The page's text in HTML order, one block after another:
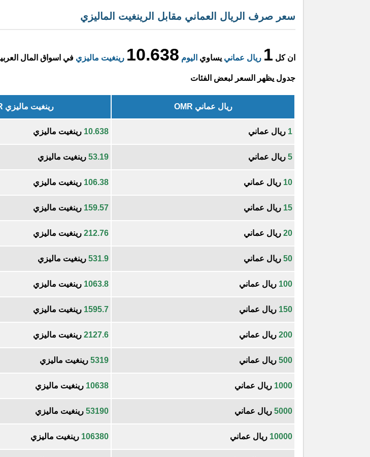
سعر صرف الريال العماني مقابل الرينغيت الماليزي
ان كل 1 ريال عماني يساوي اليوم 10.638 رينغيت ماليزي في اسواق المال
جدول يظهر السعر لبعض الفئات
ريال عماني OMR رينغيت ماليزي MYR
1 ريال عماني 10.638 رينغيت ماليزي
5 ريال عماني 53.19 رينغيت ماليزي
10 ريال عماني 106.38 رينغيت ماليزي
15 ريال عماني 159.57 رينغيت ماليزي
20 ريال عماني 212.76 رينغيت ماليزي
50 ريال عماني 531.9 رينغيت ماليزي
100 ريال عماني 1063.8 رينغيت ماليزي
150 ريال عماني 1595.7 رينغيت ماليزي
200 ريال عماني 2127.6 رينغيت ماليزي
500 ريال عماني 5319 رينغيت ماليزي
1000 ريال عماني 10638 رينغيت ماليزي
5000 ريال عماني 53190 رينغيت ماليزي
10000 ريال عماني 106380 رينغيت ماليزي